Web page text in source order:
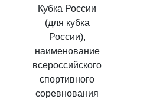
Кубка России
(для кубка
России),
наименование
всероссийского
спортивного
соревнования